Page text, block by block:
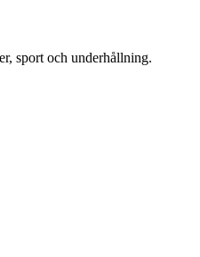
sport och underhållning.